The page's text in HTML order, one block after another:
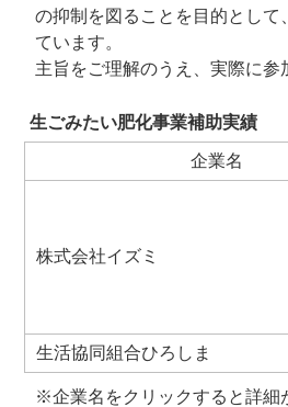
の抑制を図ることを目的とし
ています。
主旨をご理解のうえ、実際に参
生ごみたい肥化事業補助実績
企業名
株式会社イズミ
生活協同組合ひろしま
※企業名をクリックすると詳細